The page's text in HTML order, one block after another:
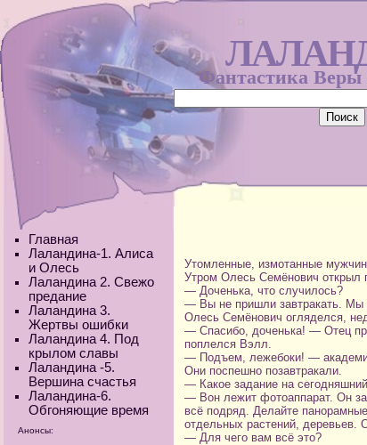
Фантастика Веры
Главная
Лаландина-1. Алиса
и Олесь
Лаландина 2. Свежо
предание
Лаландина 3.
Жертвы ошибки
Лаландина 4. Под
крылом славы
Лаландина -5.
Вершина счастья
Лаландина-6.
Обгоняющие время
Анонсы:
Утомленные, измотанные
Утром Олесь Семёнович открыл
— Доченька, что случилось?
— Вы не пришли завтракать. Мы
Олесь Семёнович огляделся,
— Спасибо, доченька! — Отец
поплелся Вэлл.
— Подъем, лежебоки! —
Они поспешно позавтракали.
— Какое задание на
— Вон лежит фотоаппарат. Он
всё подряд. Делайте
отдельных растений, деревьев.
— Для чего вам всё это?